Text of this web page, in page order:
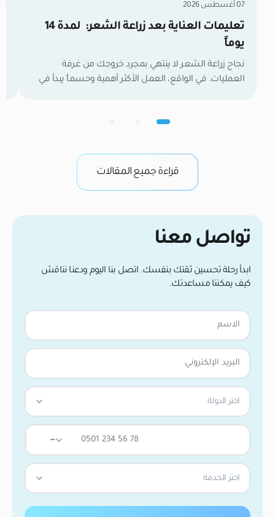
07 أغسطس 2026
تعليمات العناية بعد زراعة الشعر: لمدة 14
يوماً
نجاح زراعة الشعر لا ينتهي بمجرد خروجك من غرفة
العمليات. في الواقع، العمل الأكثر أهمية وحسماً يبدأ في
تكون بصيلات الشعر الجديدة كائنات حية وهشة تعمل
من واقع خبرتنا […]
قراءة جميع المقالات
تواصل معنا
ابدأ رحلة تحسين ثقتك بنفسك. اتصل بنا اليوم ودعنا نناقش
كيف يمكننا مساعدتك.
اختر الدولة
—
اختر الخدمة